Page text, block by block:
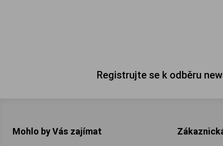
Registrujte se k odběru
Mohlo by Vás zajímat